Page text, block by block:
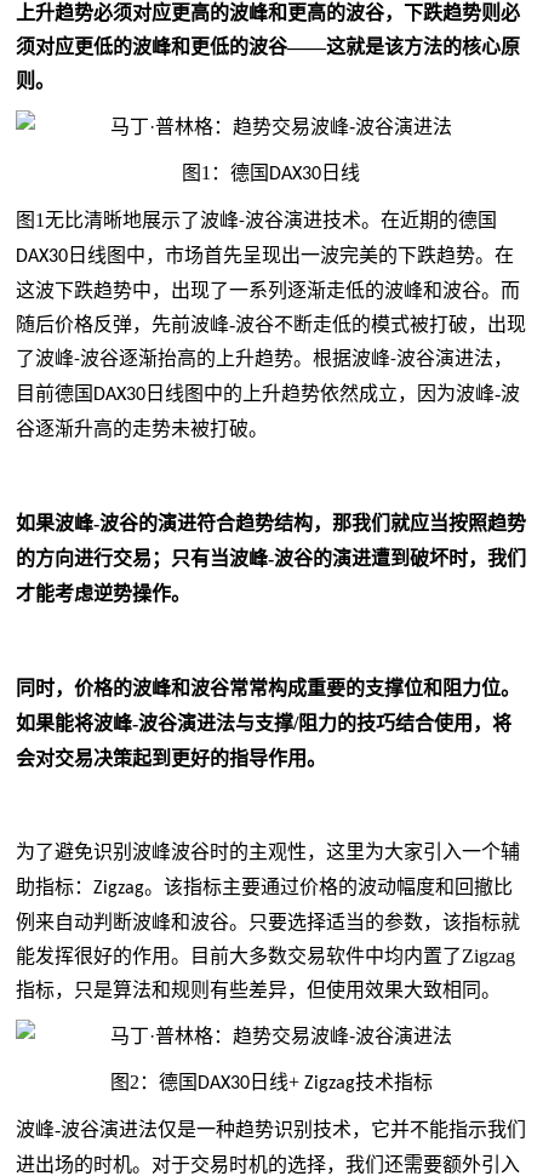
上升趋势必须对应更高的波峰和更高的波谷，下跌趋势则必
须对应更低的波峰和更低的波谷——这就是该方法的核心原
则。
图 1 ：德国 DAX30 日线
图 1无比清晰地展示了波峰-波谷演进技术。在近期的德国
DAX30 日线图中，市场首先呈现出一波完美的下跌趋势。在
这波下跌趋势中，出现了一系列逐渐走低的波峰和波谷。而
随后价格反弹，先前波峰-波谷不断走低的模式被打破，出现
了波峰-波谷逐渐抬高的上升趋势。根据波峰-波谷演进法，
目前德国 DAX30 日线图中的上升趋势依然成立， 因为波峰-波
谷逐渐升高的走势未被打破。
如果波峰-波谷的演进符合趋势结构， 那我们就应当按照趋势
的方向进行交易； 只有当波峰-波谷的演进遭到破坏时，我们
才能考虑逆势操作。
同时，价格的波峰和波谷常常构成重要的支撑位和阻力位。
如果能将波峰-波谷演进法与支撑/阻力的技巧结合使用，将
会对交易决策起到更好的指导作用。
为了避免识别波峰波谷时的主观性，这里为大家引入一个辅
助指标：Zigzag。该指标主要通过价格的波动幅度和回撤比
例来自动判断波峰和波谷。只要选择适当的参数，该指标就
能发挥很好的作用。目前大多数交易软件中均内置了Zigzag
指标，只是算法和规则有些差异，但使用效果大致相同。
图 2 ：德国 DAX30日线+Zigzag技术指标
波峰-波谷演进法仅是一种趋势识别技术， 它并不能指示我们
进出场的时机。 对于交易时机的选择，我们还需要额外引入